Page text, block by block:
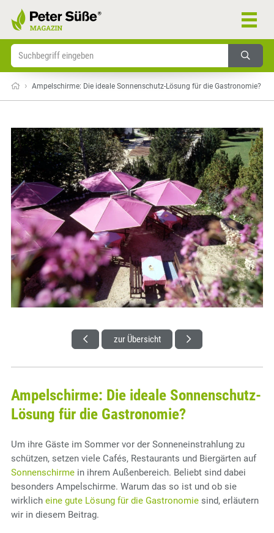
› Ampelschirme: Die ideale Sonnenschutz-Lösung für die Gastronomie?
zur Übersicht
Ampelschirme: Die ideale Sonnenschutz-
Lösung für die Gastronomie?
Um ihre Gäste im Sommer vor der Sonneneinstrahlung zu
schützen, setzen viele Cafés, Restaurants und Biergärten auf
Sonnenschirmein ihrem Außenbereich. Beliebt sind dabei
besonders Ampelschirme. Warum das so ist und ob sie
wirklich eine gute Lösung für die Gastronomiesind, erläutern
wir in diesem Beitrag.